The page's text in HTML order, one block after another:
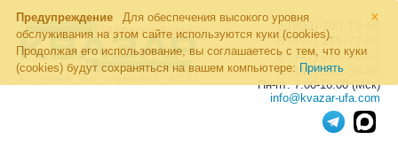
×
Предупреждение
Для обеспечения высокого уровня
обслуживания на этом сайте используются куки (cookies).
Продолжая его использование, вы соглашаетесь с тем, что куки
(cookies) будут сохраняться на вашем компьютере: Принять
8 (800) 700-19-50
8 (495) 255-77-08
8 (347) 225-00-52
8 (986) 963-95-80
Пн-пт: 7.00-16.00 (Мск)
info@kvazar-ufa.com